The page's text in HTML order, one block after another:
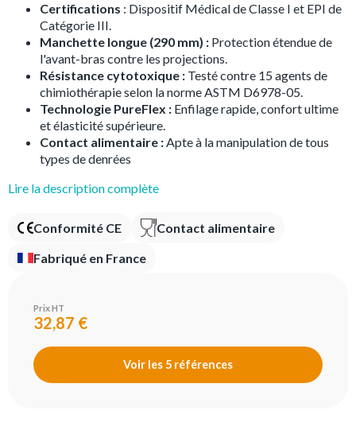
Certifications : Dispositif Médical de Classe I et EPI de
Catégorie III.
Manchette longue (290 mm) : Protection étendue de
l'avant-bras contre les projections.
Résistance cytotoxique : Testé contre 15 agents de
chimiothérapie selon la norme ASTM D6978-05.
Technologie PureFlex : Enfilage rapide, confort ultime
et élasticité supérieure.
Contact alimentaire :Apte à la manipulation de tous
types de denrées
Lire la description complète
Conformité CE Contact alimentaire
Fabriqué en France
Prix HT
32,87 €
Voir les 5 références